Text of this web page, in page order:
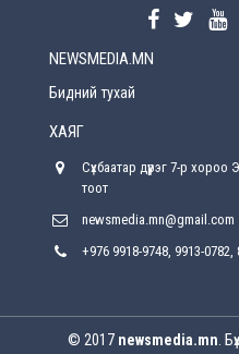
2026-08-5
хүрсэн
Улсын
Баян-
NEWSMEDIA.MN
Бидний тухай
ХАЯГ
Сүхбаатар дүүрэг 7-р
тоот
newsmedia.mn@gmail.com
+976 9918-9748, 9913-0782,
© 2017 newsmedia.mn.